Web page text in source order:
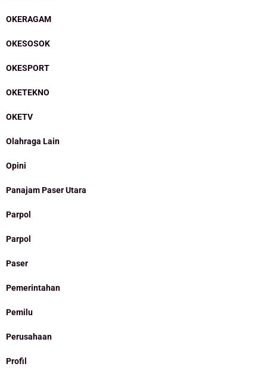
OKERAGAM
OKESOSOK
OKESPORT
OKETEKNO
OKETV
Olahraga Lain
Opini
Panajam Paser Utara
Parpol
Parpol
Paser
Pemerintahan
Pemilu
Perusahaan
Profil